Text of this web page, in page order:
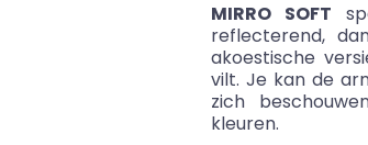
MIRRO SOFT
reflecterend,
akoestische
vilt. Je kan de
zich
kleuren.